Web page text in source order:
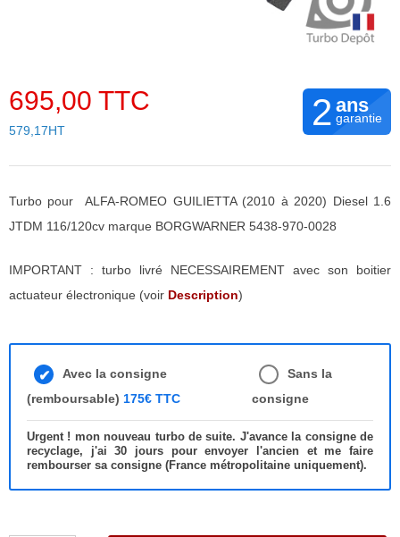
695,00 TTC
579,17HT 2 ans
garantie
Turbo pour ALFA-ROMEO GUILIETTA (2010 à 2020) Diesel 1.6
JTDM 116/120cv marque BORGWARNER 5438-970-0028
IMPORTANT : turbo livré NECESSAIREMENT avec son boitier
actuateur électronique (voir Description)
Avec la consigne
(remboursable) 175€ TTC
Sans la
consigne
Urgent ! mon nouveau turbo de suite. J'avance la consigne de
recyclage, j'ai 30 jours pour envoyer l'ancien et me faire
rembourser sa consigne (France métropolitaine uniquement).